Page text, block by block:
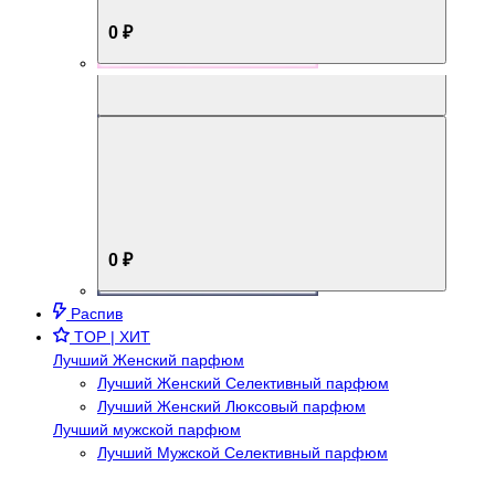
0 ₽
0 ₽
Распив
TOP | ХИТ
Лучший Женский парфюм
Лучший Женский Селективный парфюм
Лучший Женский Люксовый парфюм
Лучший мужской парфюм
Лучший Мужской Селективный парфюм